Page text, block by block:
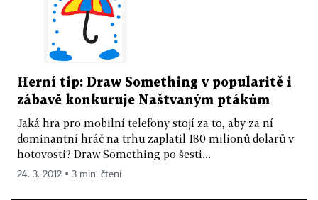
Herní tip: Draw Something v popularitě i
zábavě konkuruje Naštvaným ptákům
Jaká hra pro mobilní telefony stojí za to, aby za ní
dominantní hráč na trhu zaplatil 180 milionů dolarů v
hotovosti? Draw Something po šesti...
24. 3. 2012 ▪ 3 min. čtení